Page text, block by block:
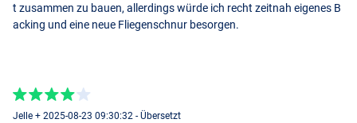
t zusammen zu bauen, allerdings würde ich recht zeitnah eigenes B
acking und eine neue Fliegenschnur besorgen.
Jelle + 2025-08-23 09:30:32 - Übersetzt